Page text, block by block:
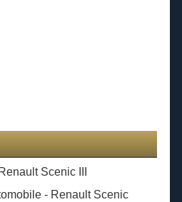
Scenic III
- Renault Scenic